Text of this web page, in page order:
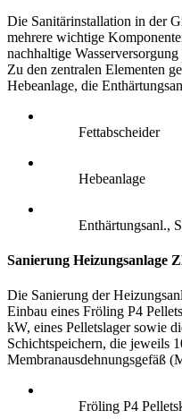
Die Sanitärinstallation in der
mehrere wichtige
nachhaltige
Zu den zentralen Elementen
Hebeanlage, die
Fettabscheider
Hebeanlage
Enthärtungsanl.,
Sanierung Heizungsanlage
Die Sanierung der
Einbau eines Fröling P4
kW, eines Pelletslager sowie
Schichtspeichern, die jeweils
Membranausdehnungsgefäß
Fröling P4